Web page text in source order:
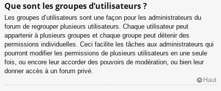
Que sont les groupes d’utilisateurs ?
Les groupes d’utilisateurs sont une façon pour les administrateurs du
forum de regrouper plusieurs utilisateurs. Chaque utilisateur peut
appartenir à plusieurs groupes et chaque groupe peut détenir des
permissions individuelles. Ceci facilite les tâches aux administrateurs qui
pourront modifier les permissions de plusieurs utilisateurs en une seule
fois, ou encore leur accorder des pouvoirs de modération, ou bien leur
donner accès à un forum privé.
Haut